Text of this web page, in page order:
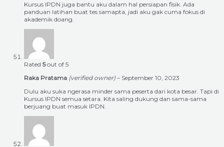
Kursus IPDN juga bantu aku dalam hal persiapan fisik. Ada
panduan latihan buat tes samapta, jadi aku gak cuma fokus di
akademik doang.
Rated 5out of 5
Raka Pratama (verified owner) – September 10, 2023
Dulu aku suka ngerasa minder sama peserta dari kota besar. Tapi di
Kursus IPDN semua setara. Kita saling dukung dan sama-sama
berjuang buat masuk IPDN.